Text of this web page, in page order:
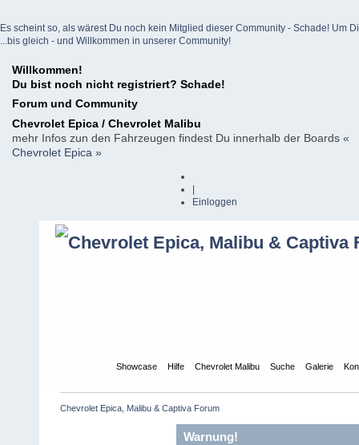
Es scheint so, als wärest Du noch kein Mitglied dieser Community - Schade! Um
...bis gleich - und Willkommen in unserer Community!
Willkommen!
Du bist noch nicht registriert? Schade!
Forum und Community
Chevrolet Epica / Chevrolet Malibu
mehr Infos zun den Fahrzeugen findest Du innerhalb der Boards «
Chevrolet Epica »
Einloggen
Showcase Hilfe Chevrolet Malibu Suche Galerie
Chevrolet Epica, Malibu & Captiva Forum
Warnung!